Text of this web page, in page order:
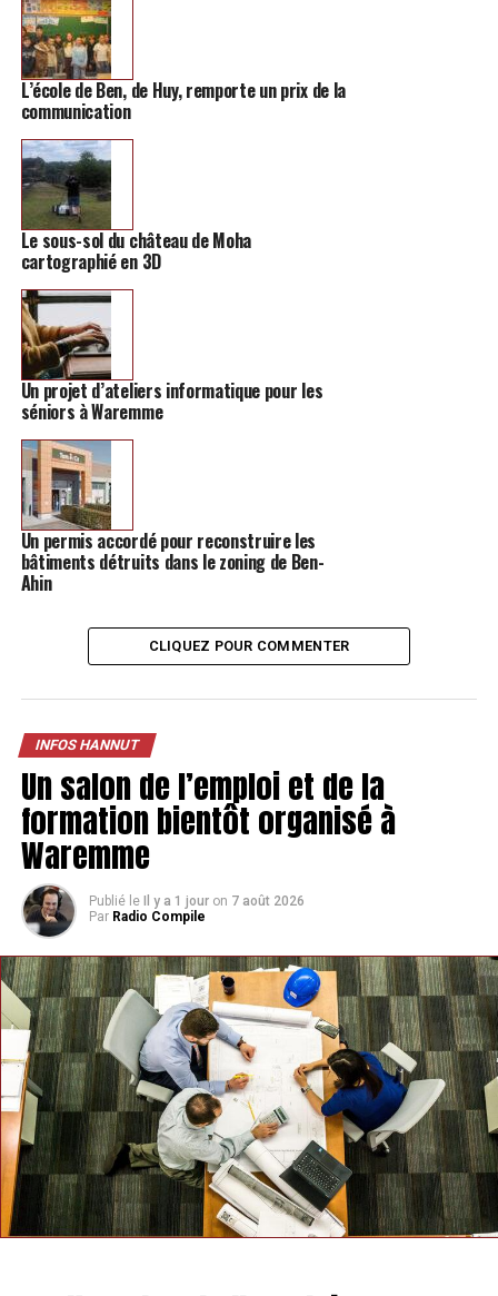
démonstrations seront organisées par certaines des
associations présentes.
De quoi découvrir, finalement, une offre locale de
manière plus détaillée.
TAGS FEATURED INFOS HANNUT
Un pique-nique gastronomique proposé à Petit Hallet
NE MANQUEZ PAS
doucement
L’école de Ben, de Huy, remporte un prix de la
communication
Le sous-sol du château de Moha
cartographié en 3D
Un projet d’ateliers informatique pour les
séniors à Waremme
Un permis accordé pour reconstruire les
bâtiments détruits dans le zoning de Ben-
Ahin
CLIQUEZ POUR COMMENTER
INFOS HANNUT
Un salon de l’emploi et de la
formation bientôt organisé à
Waremme
Publié le Il y a 1 jour on 7 août 2026
Par Radio Compile